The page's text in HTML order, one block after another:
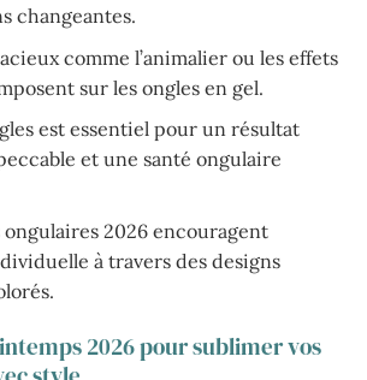
changeantes.
comme l’animalier ou les effets
sur les ongles en gel.
est essentiel pour un résultat
et une santé ongulaire
ongulaires 2026 encouragent
à travers des designs
2026 pour sublimer vos